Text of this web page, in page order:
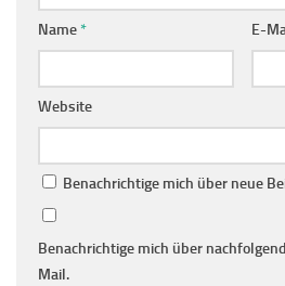
Name* E-
Website
Benachrichtige mich über neue
Benachrichtige mich über
Mail.